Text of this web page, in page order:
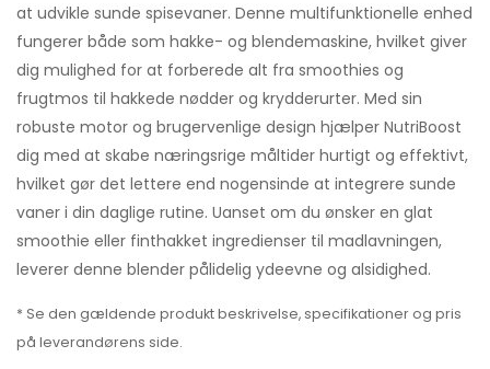
at udvikle sunde spisevaner. Denne multifunktionelle enhed
fungerer både som hakke- og blendemaskine, hvilket giver
dig mulighed for at forberede alt fra smoothies og
frugtmos til hakkede nødder og krydderurter. Med sin
robuste motor og brugervenlige design hjælper NutriBoost
dig med at skabe næringsrige måltider hurtigt og effektivt,
hvilket gør det lettere end nogensinde at integrere sunde
vaner i din daglige rutine. Uanset om du ønsker en glat
smoothie eller finthakket ingredienser til madlavningen,
leverer denne blender pålidelig ydeevne og alsidighed.
* Se den gældende produkt beskrivelse, specifikationer og pris
på leverandørens side.